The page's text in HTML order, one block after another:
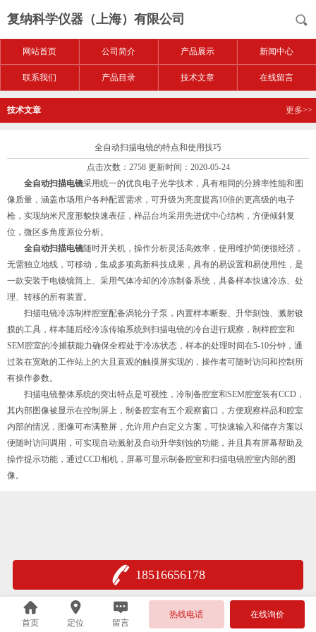
复纳科学仪器（上海）有限公司
网站首页 公司简介 产品展示 新闻中心
联系我们 产品目录 技术文章 在线留言
技术文章 更多>>
全自动扫描电镜的特点和使用技巧
点击次数：2758 更新时间：2020-05-24
全自动扫描电镜采用统一的优良电子光学技术，具有相同的分辨率性能和图
像质量，涵盖市场用户各种配置需求，可升级为亮度提高10倍的更高级的电子
枪，实现纳米尺度形貌快速表征，样品台均采用先进优中心结构，方便倾斜复
位，微区多角度原位分析。
全自动扫描电镜随时开关机，操作分析灵活高效率，使用维护简便很经济，
无需独立地线，可移动，集成多项高新科技成果，具有的易设置和易使用性，是
一款安装于电镜镜筒上、采用气体冷却的冷冻制备系统，具备样本快速冷冻、处
理、转移的所有装置。
扫描电镜冷冻制样腔室配备涡轮分子泵，内置样本断裂、升华刻蚀、溅射镀
膜的工具，样本随后经冷冻传输系统到扫描电镜的冷台进行观察，制样腔室和
SEM腔室的冷捕获能力确保全程处于冷冻状态，样本的处理时间在5-10分钟，通
过装在宽敞的工作站上的大且直观的触摸屏实现的，操作者可随时访问和控制所
有操作参数。
扫描电镜整体系统的突出特点是可视性，冷制备腔室和SEM腔室装有CCD，
其内部图像被显示在控制屏上，制备腔室有五个观察窗口，方便观察样品和腔室
内部的情况，图像可布满整屏，允许用户自定义方案，可快速输入和储存方案以
便随时访问调用，可实现自动溅射及自动升华刻蚀的功能，并且具有屏幕帮助及
操作提示功能，通过CCD相机，屏幕可显示制备腔室和扫描电镜腔室内部的图
像。
18516656178
首页 定位 留言
热线电话 在线询价